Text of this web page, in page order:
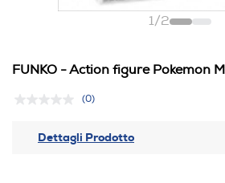
1/2
FUNKO - Action figure Pokemon
(0)
Dettagli Prodotto